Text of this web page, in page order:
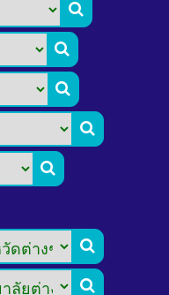






